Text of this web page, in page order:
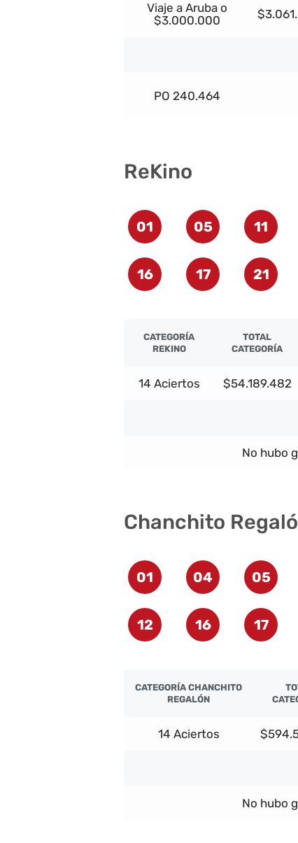
Viaje a Aruba o
$3.000.000
PO 240.464
ReKino
01 05 11
16 17 21
CATEGORÍA
REKINO
TOTAL
CATEGORÍA
14 Aciertos $54.189.482
No hubo
Chanchito
01 04 05
12 16 17
CATEGORÍA CHANCHITO
REGALÓN
14 Aciertos
No hubo